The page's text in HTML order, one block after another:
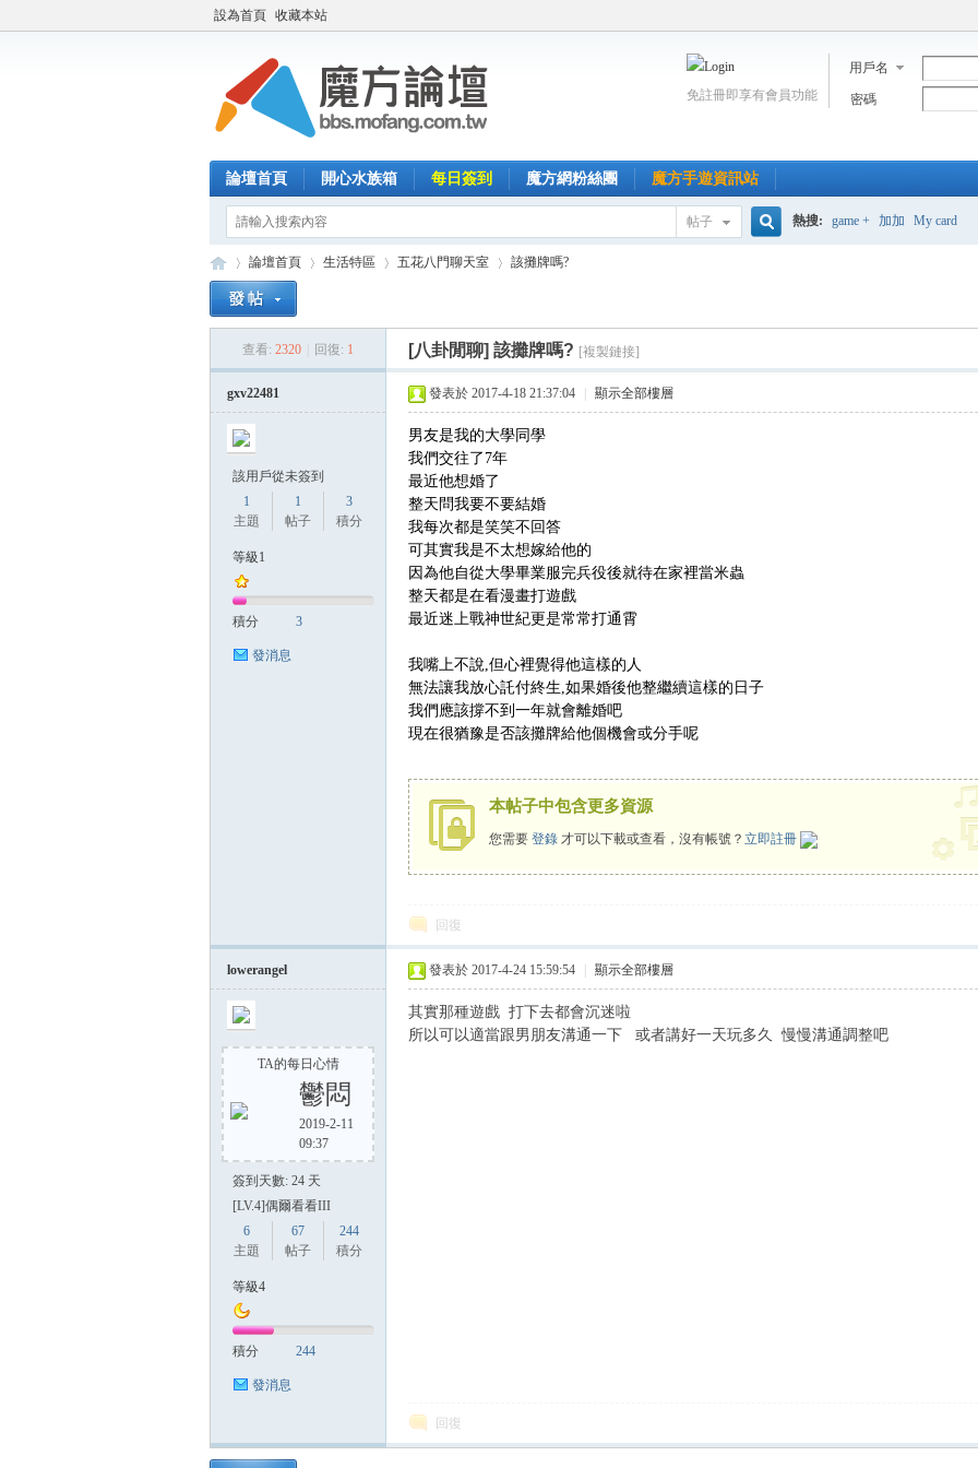
設為首頁 收藏本站
用戶名
密碼
免註冊即享有會員功能
論壇首頁 開心水族箱 每日簽到 魔方網粉絲團 魔方手遊資訊站
帖子 熱搜: game + 加加 My card
論壇首頁 生活特區 五花八門聊天室 該攤牌嗎?
查看: 2320 回復: 1 [八卦閒聊] 該攤牌嗎? [複製鏈接]
gxv22481
該用戶從未簽到
1
主題
1
帖子
3
積分
等級1
積分 3
發消息
發表於 2017-4-18 21:37:04 顯示全部樓層
男友是我的大學同學
我們交往了7年
最近他想婚了
整天問我要不要結婚
我每次都是笑笑不回答
可其實我是不太想嫁給他的
因為他自從大學畢業服完兵役後就待在家裡當米蟲
整天都是在看漫畫打遊戲
最近迷上戰神世紀更是常常打通霄
我嘴上不說,但心裡覺得他這樣的人
無法讓我放心託付終生,如果婚後他整繼續這樣的日子
我們應該撐不到一年就會離婚吧
現在很猶豫是否該攤牌給他個機會或分手呢
本帖子中包含更多資源
您需要 登錄 才可以下載或查看，沒有帳號？ 立即註冊
回復
lowerangel
TA的每日心情
鬱悶
2019-2-11
09:37
簽到天數: 24 天
[LV.4]偶爾看看III
6
主題
67
帖子
244
積分
等級4
積分 244
發消息
發表於 2017-4-24 15:59:54 顯示全部樓層
其實那種遊戲 打下去都會沉迷啦
所以可以適當跟男朋友溝通一下 或者講好一天玩多久 慢慢溝通調整吧
回復